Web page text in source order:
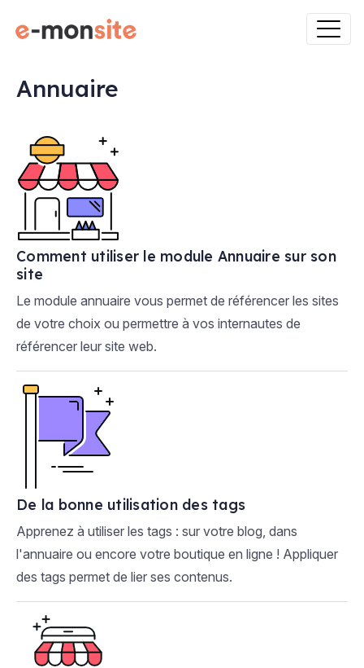
Annuaire
Comment utiliser le module Annuaire sur son
site
Le module annuaire vous permet de référencer les sites
de votre choix ou permettre à vos internautes de
référencer leur site web.
De la bonne utilisation des tags
Apprenez à utiliser les tags : sur votre blog, dans
l'annuaire ou encore votre boutique en ligne ! Appliquer
des tags permet de lier ses contenus.